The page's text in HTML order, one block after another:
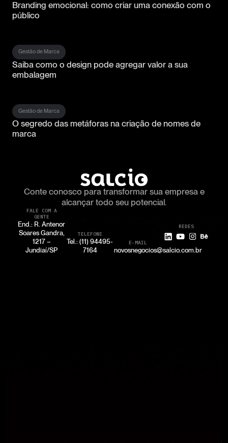
Branding emocional: como criar uma conexão com o
público
Gestão de Marca
Saiba como o design pode agregar valor a sua
embalagem
Gestão de Marca
O segredo das metáforas na criação de nomes de
marca
Conte conosco para transformar sua empresa e
alcançar todo seu potencial.
FALE COM A
GENTE
End.: R. Antenor
Soares Gandra,
1217 –
Jundiaí/SP
TELEFONE
Tel.: (11) 94495-
7164
E-MAIL
novosnegocios@salcio.com.br
REDES